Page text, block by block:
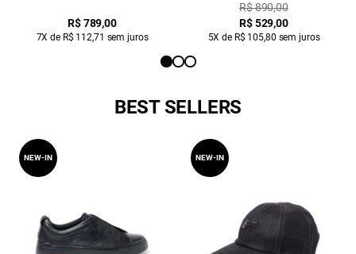
R$ 789,00
7X de R$ 112,71 sem juros
Used
R$ 890,00
R$ 529,00
5X de R$ 105,80 sem juros
BEST SELLERS
NEW-IN NEW-IN